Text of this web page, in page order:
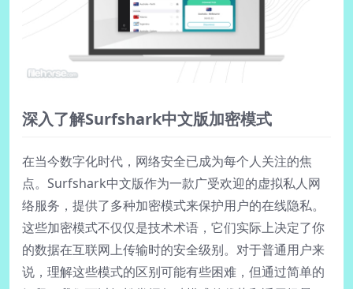
深入了解Surfshark中文版加密模式
在当今数字化时代，网络安全已成为每个人关注的焦
点。Surfshark中文版作为一款广受欢迎的虚拟私人网
络服务，提供了多种加密模式来保护用户的在线隐私。
这些加密模式不仅仅是技术术语，它们实际上决定了你
的数据在互联网上传输时的安全级别。对于普通用户来
说，理解这些模式的区别可能有些困难，但通过简单的